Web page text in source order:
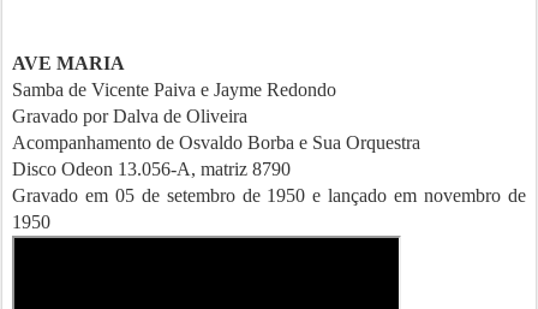
AVE MARIA
Samba de Vicente Paiva e Jayme Redondo
Gravado por Dalva de Oliveira
Acompanhamento de Osvaldo Borba e Sua Orquestra
Disco Odeon 13.056-A, matriz 8790
Gravado em 05 de setembro de 1950 e lançado em novembro de
1950